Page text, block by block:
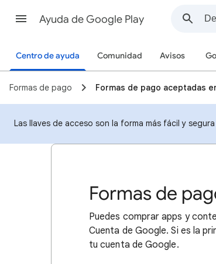
Ayuda de Google Play
Centro de ayuda Comunidad Avisos
Formas de pago Formas de pago aceptadas
Las llaves de acceso son la forma más fácil y
Formas de
Puedes comprar apps y
Cuenta de Google. Si es la
tu cuenta de Google.